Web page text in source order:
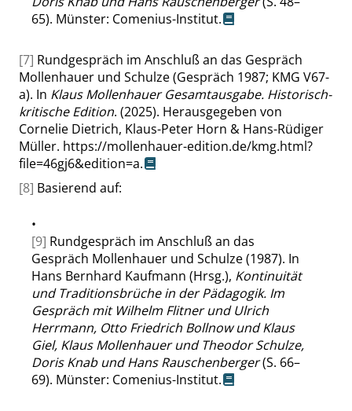
65). Münster: Comenius-Institut.
[7] Rundgespräch im Anschluß an das Gespräch
Mollenhauer und Schulze (Gespräch 1987; KMG V67-
a). In Klaus Mollenhauer Gesamtausgabe. Historisch-
kritische Edition. (2025). Herausgegeben von
Cornelie Dietrich, Klaus-Peter Horn & Hans-Rüdiger
Müller. https://mollenhauer-edition.de/kmg.html?
file=46gj6&edition=a.
[8] Basierend auf:
•
[9] Rundgespräch im Anschluß an das
Gespräch Mollenhauer und Schulze (1987). In
Hans Bernhard Kaufmann (Hrsg.), Kontinuität
und Traditionsbrüche in der Pädagogik. Im
Gespräch mit Wilhelm Flitner und Ulrich
Herrmann, Otto Friedrich Bollnow und Klaus
Giel, Klaus Mollenhauer und Theodor Schulze,
Doris Knab und Hans Rauschenberger(S. 66–
69). Münster: Comenius-Institut.